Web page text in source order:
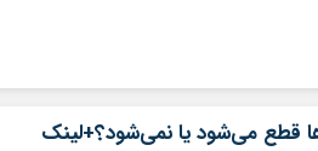
قطع می‌شود یا نمی‌شود؟+لینک